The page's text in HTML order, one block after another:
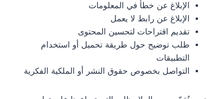
الإبلاغ عن خطأ في المعلومات
الإبلاغ عن رابط لا يعمل
تقديم اقتراحات لتحسين المحتوى
طلب توضيح حول طريقة تحميل أو استخدام
التطبيقات
التواصل بخصوص حقوق النشر أو الملكية الفكرية